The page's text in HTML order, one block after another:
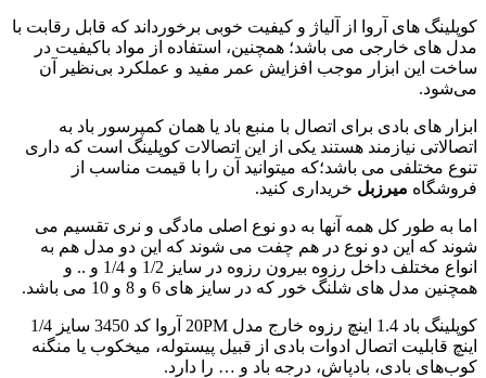
کوپلینگ های آروا از آلیاژ و کیفیت خوبی برخورداند که قابل رقابت با
مدل های خارجی می باشد؛ همچنین، استفاده از مواد باکیفیت در
ساخت این ابزار موجب افزایش عمر مفید و عملکرد بی‌نظیر آن
می‌شود.
ابزار های بادی برای اتصال با منبع باد یا همان کمپرسور باد به
اتصالاتی نیازمند هستند یکی از این اتصالات کوپلینگ است که داری
تنوع مختلفی می باشد؛که میتوانید آن را با قیمت مناسب از
فروشگاه میرزبل خریداری کنید.
اما به طور کل همه آنها به دو نوع اصلی مادگی و نری تقسیم می
شوند که این دو نوع در هم چفت می شوند که این دو مدل هم به
انواع مختلف داخل رزوه بیرون رزوه در سایز 1/2 و 1/4 و .. و
همچنین مدل های شلنگ خور که در سایز های 6 و 8 و 10 می باشد.
کوپلینگ باد 1.4 اینچ رزوه خارج مدل 20PM آروا کد 3450 سایز 1/4
اینچ قابلیت اتصال ادوات بادی از قبیل پیستوله، میخکوب یا منگنه
کوب‌های بادی، بادپاش، درجه باد و … را دارد.